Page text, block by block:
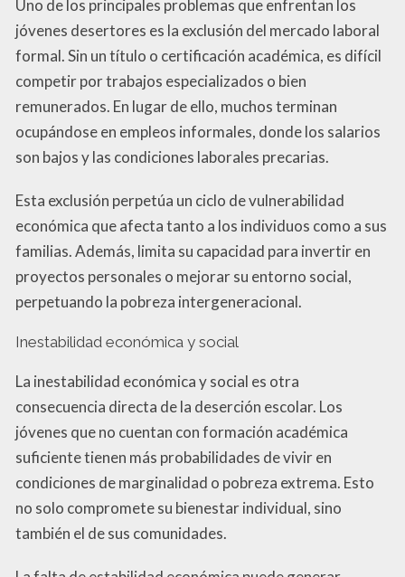
Uno de los principales problemas que enfrentan los
jóvenes desertores es la exclusión del mercado laboral
formal. Sin un título o certificación académica, es difícil
competir por trabajos especializados o bien
remunerados. En lugar de ello, muchos terminan
ocupándose en empleos informales, donde los salarios
son bajos y las condiciones laborales precarias.
Esta exclusión perpetúa un ciclo de vulnerabilidad
económica que afecta tanto a los individuos como a sus
familias. Además, limita su capacidad para invertir en
proyectos personales o mejorar su entorno social,
perpetuando la pobreza intergeneracional.
Inestabilidad económica y social
La inestabilidad económica y social es otra
consecuencia directa de la deserción escolar. Los
jóvenes que no cuentan con formación académica
suficiente tienen más probabilidades de vivir en
condiciones de marginalidad o pobreza extrema. Esto
no solo compromete su bienestar individual, sino
también el de sus comunidades.